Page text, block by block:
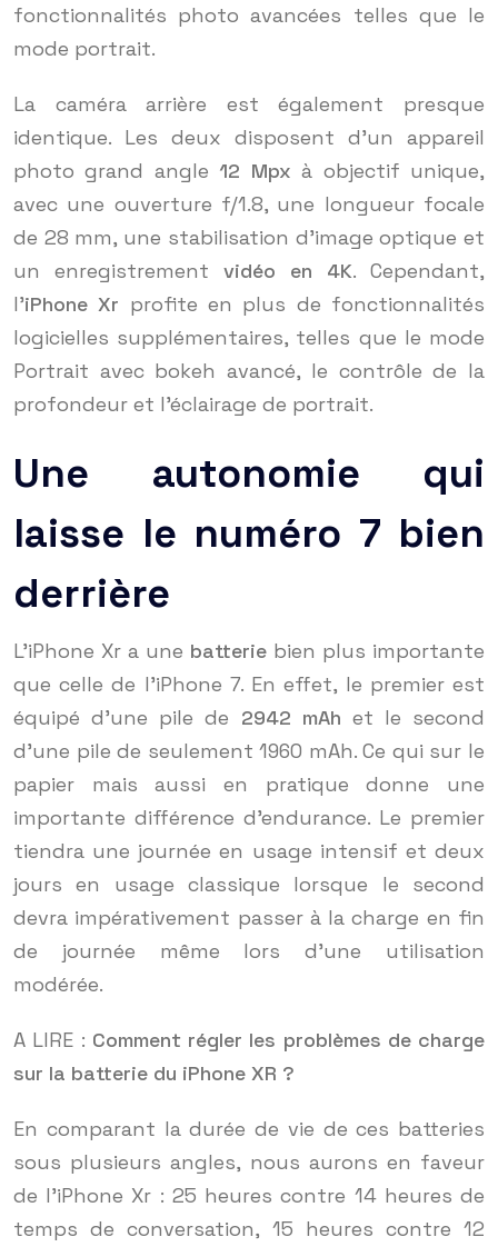
fonctionnalités photo avancées telles que le
mode portrait.
La caméra arrière est également presque
identique. Les deux disposent d’un appareil
photo grand angle 12 Mpx à objectif unique,
avec une ouverture f/1.8, une longueur focale
de 28 mm, une stabilisation d’image optique et
un enregistrement vidéo en 4K. Cependant,
l’iPhone Xr profite en plus de fonctionnalités
logicielles supplémentaires, telles que le mode
Portrait avec bokeh avancé, le contrôle de la
profondeur et l’éclairage de portrait.
Une autonomie qui
laisse le numéro 7 bien
derrière
L’iPhone Xr a une batterie bien plus importante
que celle de l’iPhone 7. En effet, le premier est
équipé d’une pile de 2942 mAh et le second
d’une pile de seulement 1960 mAh. Ce qui sur le
papier mais aussi en pratique donne une
importante différence d’endurance. Le premier
tiendra une journée en usage intensif et deux
jours en usage classique lorsque le second
devra impérativement passer à la charge en fin
de journée même lors d’une utilisation
modérée.
A LIRE : Comment régler les problèmes de charge
sur la batterie du iPhone XR ?
En comparant la durée de vie de ces batteries
sous plusieurs angles, nous aurons en faveur
de l’iPhone Xr : 25 heures contre 14 heures de
temps de conversation, 15 heures contre 12